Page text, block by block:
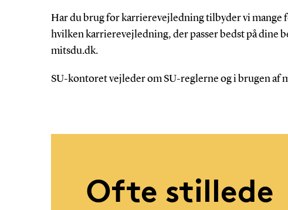
Har du brug for karrierevejledning tilbyder vi mange
hvilken karrierevejledning, der passer bedst på dine
mitsdu.dk.
SU-kontoret vejleder om SU-reglerne og i brugen af
Ofte stillede